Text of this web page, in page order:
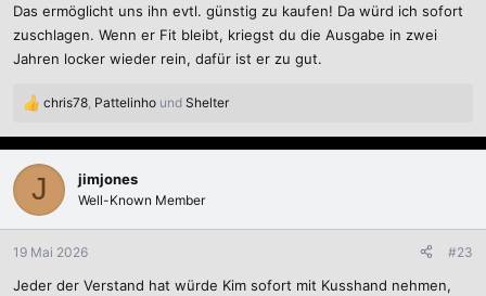
Das ermöglicht uns ihn evtl. günstig zu kaufen! Da würd ich sofort
zuschlagen. Wenn er Fit bleibt, kriegst du die Ausgabe in zwei
Jahren locker wieder rein, dafür ist er zu gut.
R
a
k
i
o
n
n
chris78 Pattelinho und Shelter
J jimjones
Well-Known Member
19 Mai 2026 #23
Jeder der Verstand hat würde Kim sofort mit Kusshand nehmen,